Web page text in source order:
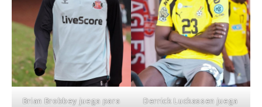
Brian Brobbey juega para
Derrick Luckassen juega